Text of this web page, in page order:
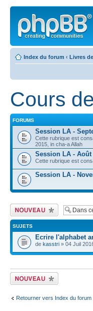
Index du forum ‹ Livres
Cours
FORUMS
Session LA -
Cette rubrique est
2015, in cha-a Allah
Session LA - Août
Cette rubrique est
Session LA -
Ecrire un nouveau
sujet
SUJETS
de kasstri » 04 Juil
Ecrire un nouveau
sujet
Retourner vers Index du forum